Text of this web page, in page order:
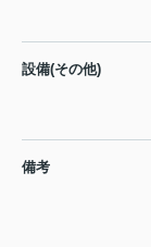
設備(その他)
備考